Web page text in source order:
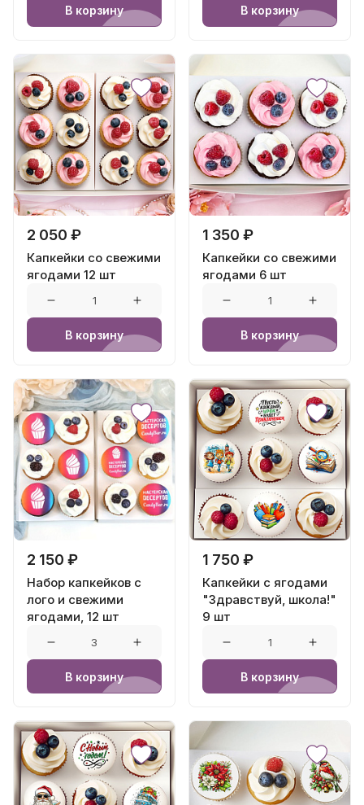
В корзину В корзину
2 050 ₽
Капкейки со свежими
ягодами 12 шт
В корзину
1 350 ₽
Капкейки со свежими
ягодами 6 шт
В корзину
2 150 ₽
Набор капкейков с
лого и свежими
ягодами, 12 шт
В корзину
1 750 ₽
Капкейки с ягодами
"Здравствуй, школа!"
9 шт
В корзину